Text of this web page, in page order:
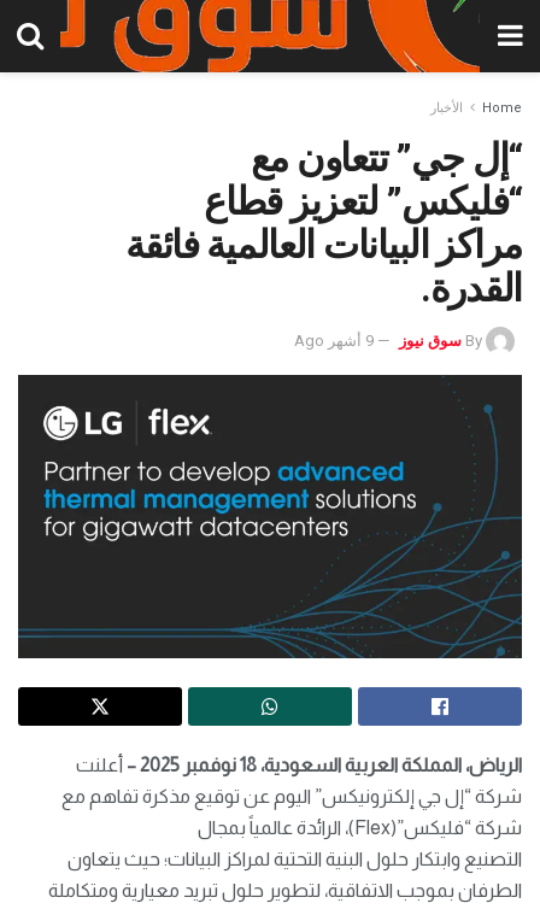
Home الأخبار
“إل جي” تتعاون مع
“فليكس” لتعزيز قطاع
مراكز البيانات العالمية فائقة
القدرة.
By سوق نيوز 9 أشهر Ago
الرياض، المملكةالعربيةالسعودية، 18 نوفمبر 2025 –
أعلنت
شركة “إل جي إلكترونيكس” اليوم عن توقيع مذكرة تفاهم مع
شركة “فليكس”(Flex)، الرائدة عالمياً بمجال
التصنيع وابتكار حلول البنية التحتية لمراكز البيانات؛ حيث يتعاون
الطرفان بموجب الاتفاقية، لتطوير حلول تبريد معيارية ومتكاملة